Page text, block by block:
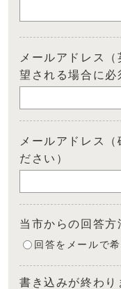
メールアドレス
望される場合に必
メールアドレス
ださい）
当市からの回答方
回答をメールで
書き込みが終わり